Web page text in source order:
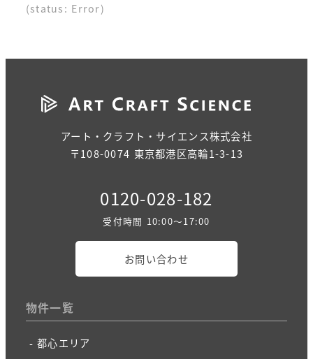
(status: Error)
アート・クラフト・サイエンス株式会社
〒108-0074 東京都港区高輪1-3-13
0120-028-182
受付時間 10:00～17:00
お問い合わせ
物件一覧
都心エリア